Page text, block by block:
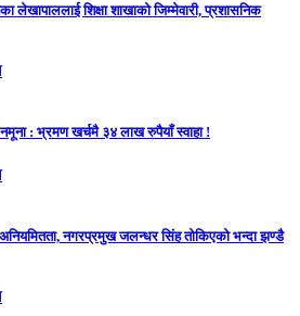
लेखापाललाई शिक्षा शाखाको जिम्मेवारी, प्रशासनिक
नमूना : भ्रमण खर्चमै ३४ लाख रुपैयाँ स्वाहा !
अनियमितता, नगरप्रमुख जलन्धर सिंह तोकिएको भन्दा झण्डै